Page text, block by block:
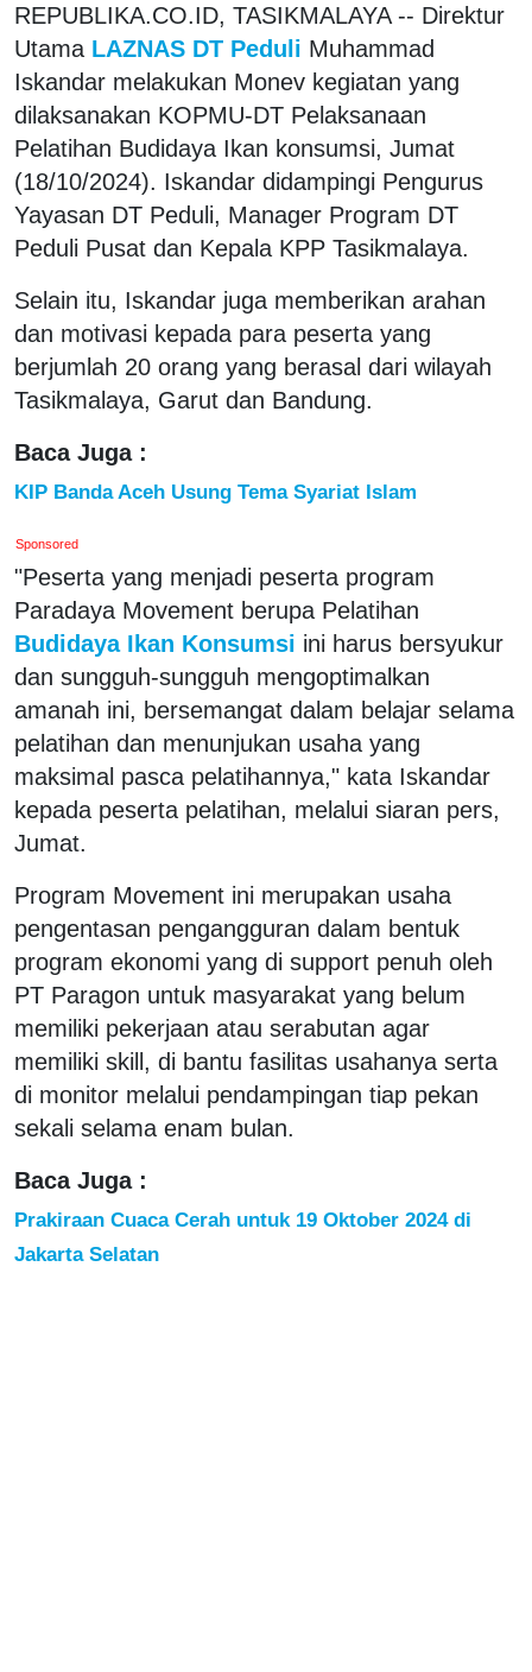
REPUBLIKA.CO.ID, TASIKMALAYA -- Direktur
Utama LAZNAS DT Peduli Muhammad
Iskandar melakukan Monev kegiatan yang
dilaksanakan KOPMU-DT Pelaksanaan
Pelatihan Budidaya Ikan konsumsi, Jumat
(18/10/2024). Iskandar didampingi Pengurus
Yayasan DT Peduli, Manager Program DT
Peduli Pusat dan Kepala KPP Tasikmalaya.
Selain itu, Iskandar juga memberikan arahan
dan motivasi kepada para peserta yang
berjumlah 20 orang yang berasal dari wilayah
Tasikmalaya, Garut dan Bandung.
Baca Juga :
KIP Banda Aceh Usung Tema Syariat Islam
Sponsored
"Peserta yang menjadi peserta program
Paradaya Movement berupa Pelatihan
Budidaya Ikan Konsumsi ini harus bersyukur
dan sungguh-sungguh mengoptimalkan
amanah ini, bersemangat dalam belajar selama
pelatihan dan menunjukan usaha yang
maksimal pasca pelatihannya," kata Iskandar
kepada peserta pelatihan, melalui siaran pers,
Jumat.
Program Movement ini merupakan usaha
pengentasan pengangguran dalam bentuk
program ekonomi yang di support penuh oleh
PT Paragon untuk masyarakat yang belum
memiliki pekerjaan atau serabutan agar
memiliki skill, di bantu fasilitas usahanya serta
di monitor melalui pendampingan tiap pekan
sekali selama enam bulan.
Baca Juga :
Prakiraan Cuaca Cerah untuk 19 Oktober 2024 di
Jakarta Selatan